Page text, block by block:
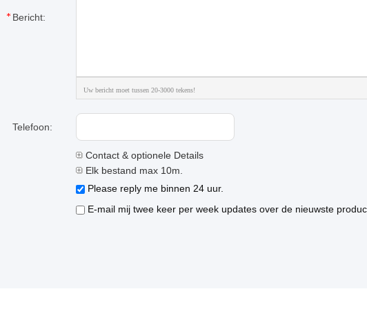
Bericht:
Uw bericht moet tussen 20-3000 tekens!
Telefoon:
Contact & optionele Details
Elk bestand max 10m.
Please reply me binnen 24 uur.
E-mail mij twee keer per week updates over de nieuwste